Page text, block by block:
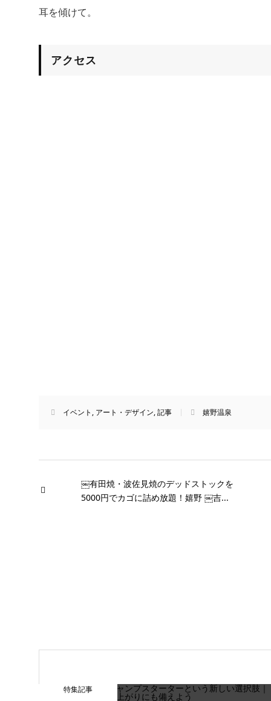
⽿を傾けて。
アクセス
イベント , アート・デザイン,記事 嬉野温泉
￼有田焼・波佐見焼のデッドストックを
5000円でカゴに詰め放題！嬉野 ￼吉...
特集記事